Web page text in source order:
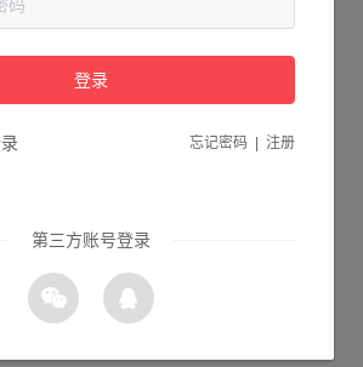
否正确，或点击下面的按钮返回首页。
登录
忘记密码 注册
第三方账号登录